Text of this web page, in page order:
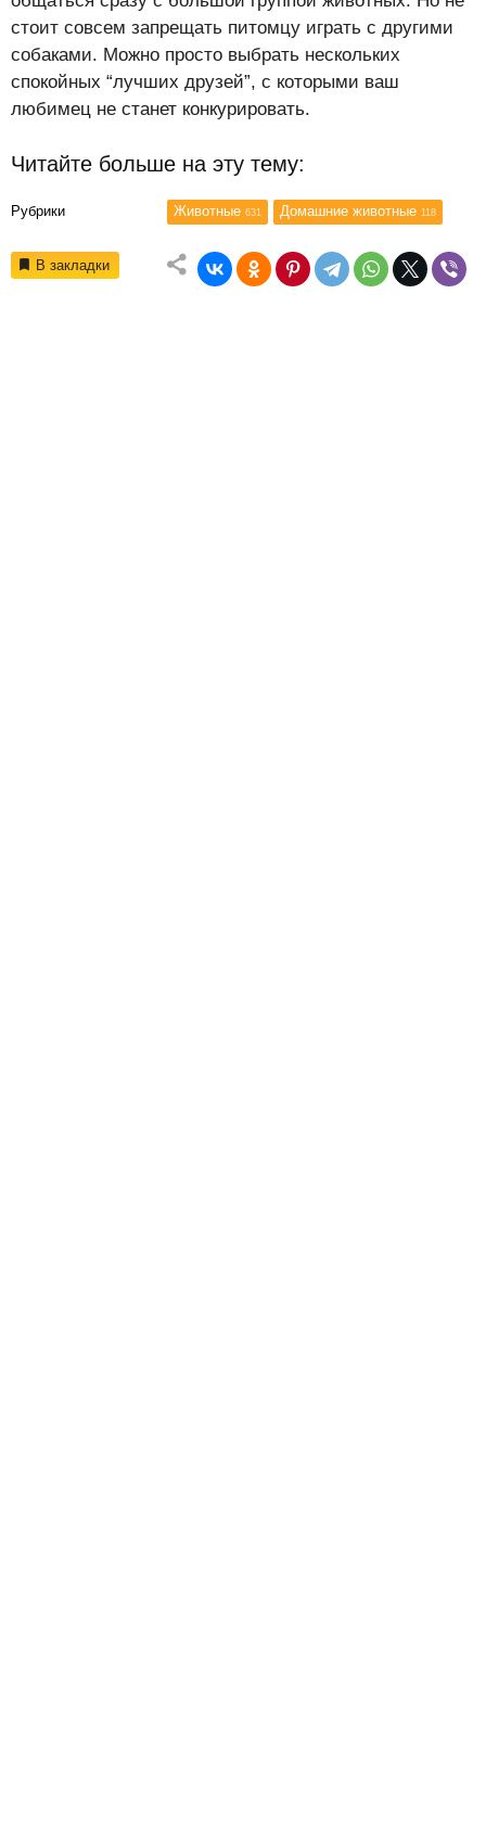
стоит совсем запрещать питомцу играть с другими
собаками. Можно просто выбрать нескольких
спокойных “лучших друзей”, с которыми ваш
любимец не станет конкурировать.
Читайте больше на эту тему:
Рубрики Животные 631 Домашние животные 118
В закладки